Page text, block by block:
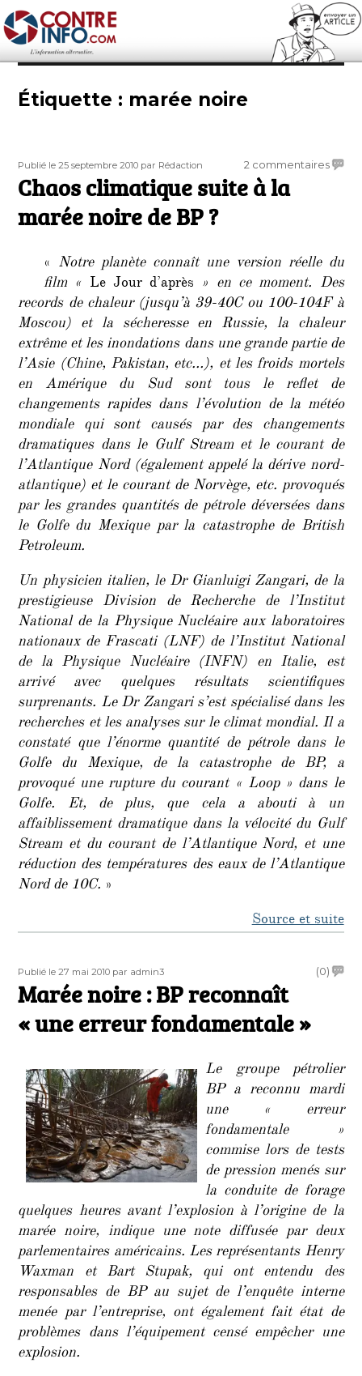
Contre-Info
Étiquette : marée noire
Publié
le
Publié le 25 septembre 2010 Auteur
par Rédaction 2 commentairessur
noire
de
Chaos climatique suite à la
marée noire de BP ?
« Notre planète connaît une version réelle du
film « Le Jour d’après » en ce moment. Des
records de chaleur (jusqu’à 39-40C ou 100-104F à
Moscou) et la sécheresse en Russie, la chaleur
extrême et les inondations dans une grande partie de
l’Asie (Chine, Pakistan, etc…), et les froids mortels
en Amérique du Sud sont tous le reflet de
changements rapides dans l’évolution de la météo
mondiale qui sont causés par des changements
dramatiques dans le Gulf Stream et le courant de
l’Atlantique Nord (également appelé la dérive nord-
atlantique) et le courant de Norvège, etc. provoqués
par les grandes quantités de pétrole déversées dans
le Golfe du Mexique par la catastrophe de British
Petroleum.
Un physicien italien, le Dr Gianluigi Zangari, de la
prestigieuse Division de Recherche de l’Institut
National de la Physique Nucléaire aux laboratoires
nationaux de Frascati (LNF) de l’Institut National
de la Physique Nucléaire (INFN) en Italie, est
arrivé avec quelques résultats scientifiques
surprenants. Le Dr Zangari s’est spécialisé dans les
recherches et les analyses sur le climat mondial. Il a
constaté que l’énorme quantité de pétrole dans le
Golfe du Mexique, de la catastrophe de BP, a
provoqué une rupture du courant « Loop » dans le
Golfe. Et, de plus, que cela a abouti à un
affaiblissement dramatique dans la vélocité du Gulf
Stream et du courant de l’Atlantique Nord, et une
réduction des températures des eaux de l’Atlantique
Nord de 10C. »
Source et suite
Publié
le
Publié le 27 mai 2010 Auteur
par admin3 (0)on
« une
erreur
Marée noire : BP reconnaît
« une erreur fondamentale »
Le groupe pétrolier
BP a reconnu mardi
une « erreur
fondamentale »
commise lors de tests
de pression menés sur
la conduite de forage
quelques heures avant l’explosion à l’origine de la
marée noire, indique une note diffusée par deux
parlementaires américains. Les représentants Henry
Waxman et Bart Stupak, qui ont entendu des
responsables de BP au sujet de l’enquête interne
menée par l’entreprise, ont également fait état de
problèmes dans l’équipement censé empêcher une
explosion.